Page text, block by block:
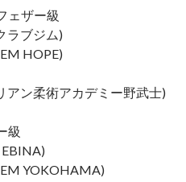
ェザー級
ブジム)
HOPE)
ン柔術アカデミー野武士)
級
YOKOHAMA)